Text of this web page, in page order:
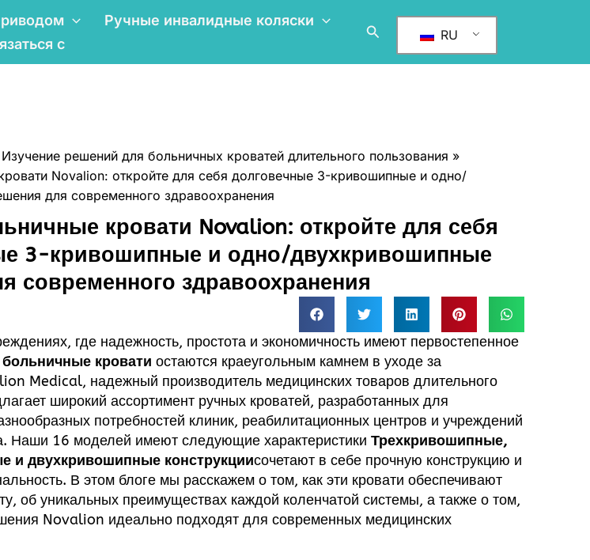
Ручные инвалидные коляски
с
Поиск RU
Изучение решений для больничных кроватей длительного пользования
Novalion: откройте для себя долговечные 3-кривошипные и одно/
для современного здравоохранения
кровати Novalion: откройте для себя
3-кривошипные и одно/двухкривошипные
современного здравоохранения
где надежность, простота и экономичность имеют первостепенное
кровати остаются краеугольным камнем в уходе за
Medical, надежный производитель медицинских товаров длительного
широкий ассортимент ручных кроватей, разработанных для
потребностей клиник, реабилитационных центров и учреждений
Наши 16 моделей имеют следующие характеристики Трехкривошипные,
и двухкривошипные конструкциисочетают в себе прочную конструкцию и
В этом блоге мы расскажем о том, как эти кровати обеспечивают
об уникальных преимуществах каждой коленчатой системы, а также о том,
Novalion идеально подходят для современных медицинских